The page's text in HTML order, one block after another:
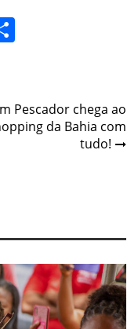
Pescador chega ao
da Bahia com
tudo!